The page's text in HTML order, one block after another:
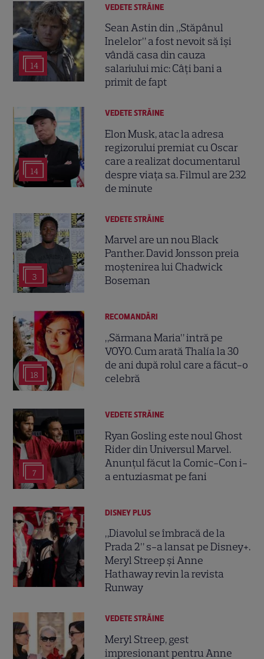
14
VEDETE STRĂINE
Sean Astin din „Stăpânul
Inelelor” a fost nevoit să își
vândă casa din cauza
salariului mic: Câți bani a
primit de fapt
14
VEDETE STRĂINE
Elon Musk, atac la adresa
regizorului premiat cu Oscar
care a realizat documentarul
despre viața sa. Filmul are 232
de minute
3
VEDETE STRĂINE
Marvel are un nou Black
Panther. David Jonsson preia
moștenirea lui Chadwick
Boseman
18
RECOMANDĂRI
„Sărmana Maria” intră pe
VOYO. Cum arată Thalía la 30
de ani după rolul care a făcut-o
celebră
7
VEDETE STRĂINE
Ryan Gosling este noul Ghost
Rider din Universul Marvel.
Anunțul făcut la Comic-Con i-
a entuziasmat pe fani
DISNEY PLUS
„Diavolul se îmbracă de la
Prada 2” s-a lansat pe Disney+.
Meryl Streep și Anne
Hathaway revin la revista
Runway
VEDETE STRĂINE
Meryl Streep, gest
impresionant pentru Anne